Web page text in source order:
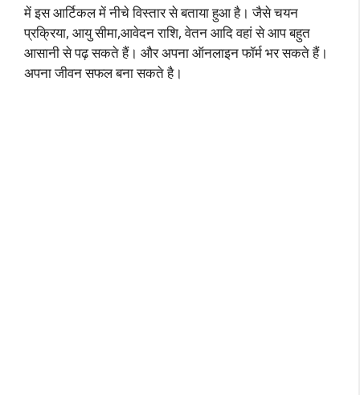
में इस आर्टिकल में नीचे विस्तार से बताया हुआ है। जैसे चयन
प्रक्रिया, आयु सीमा,आवेदन राशि, वेतन आदि वहां से आप बहुत
आसानी से पढ़ सकते हैं। और अपना ऑनलाइन फॉर्म भर सकते हैं।
अपना जीवन सफल बना सकते है।